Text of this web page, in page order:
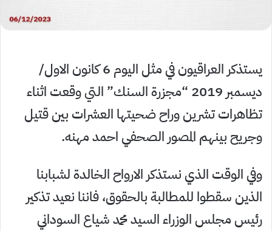
يستذكر العراقيون في مثل اليوم 6 كانون الاول/
ديسمبر 2019 “مجزرة السنك” التي وقعت اثناء
تظاهرات تشرين وراح ضحيتها العشرات بين قتيل
وجريح بينهم المصور الصحفي احمد مهنه.
وفي الوقت الذي نستذكر الارواح الخالدة لشبابنا
الذين سقطوا للمطالبة بالحقوق، فاننا نعيد تذكير
رئيس مجلس الوزراء السيد محمد شياع السوداني